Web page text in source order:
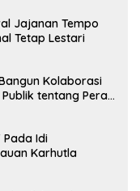
Jajanan Tempo
Tetap Lestari
Kolaborasi
tentang Peran
Pada Idi
Karhutla